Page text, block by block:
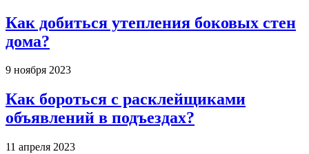
Как добиться утепления боковых стен
дома?
9 ноября 2023
Как бороться с расклейщиками
объявлений в подъездах?
11 апреля 2023